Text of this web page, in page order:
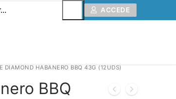
ACCEDE
DIAMOND HABANERO BBQ 43G (12UDS)
BBQ